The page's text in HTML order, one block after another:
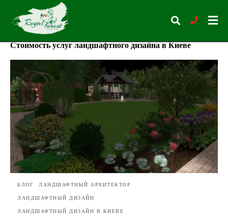
Type
search
query
and
hit
enter:
Стоимость услуг ландшафтного дизайна в Киеве
БЛОГ ЛАНДШАФТНЫЙ АРХИТЕКТОР
ЛАНДШАФТНЫЙ ДИЗАЙН
ЛАНДШАФТНЫЙ ДИЗАЙН В КИЕВЕ